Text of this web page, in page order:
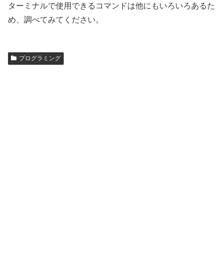
ターミナルで使用できるコマンドは他にもいろいろあるた
め、調べてみてください。
プログラミング